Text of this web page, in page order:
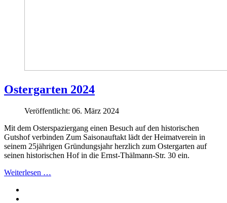
Ostergarten 2024
Veröffentlicht: 06. März 2024
Mit dem Osterspaziergang einen Besuch auf den historischen
Gutshof verbinden Zum Saisonauftakt lädt der Heimatverein in
seinem 25jährigen Gründungsjahr herzlich zum Ostergarten auf
seinen historischen Hof in die Ernst-Thälmann-Str. 30 ein.
Weiterlesen …